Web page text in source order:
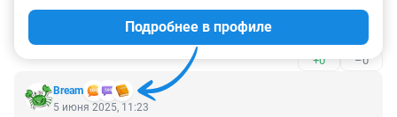
красивый машЫн, нечеВо сказать.
+0 –0
Bream
Подробнее в профиле
5 июня 2025, 11:23